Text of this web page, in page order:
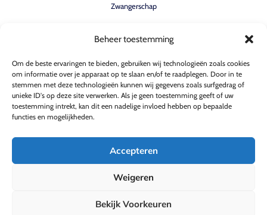
Beheer toestemming
Om de beste ervaringen te bieden, gebruiken wij technologieën zoals cookies
om informatie over je apparaat op te slaan en/of te raadplegen. Door in te
stemmen met deze technologieën kunnen wij gegevens zoals surfgedrag of
unieke ID's op deze site verwerken. Als je geen toestemming geeft of uw
toestemming intrekt, kan dit een nadelige invloed hebben op bepaalde
functies en mogelijkheden.
Accepteren
Weigeren
Bekijk Voorkeuren
Zwangerschap
Quicklinks
Home
Verhalen
Contact
Over ons